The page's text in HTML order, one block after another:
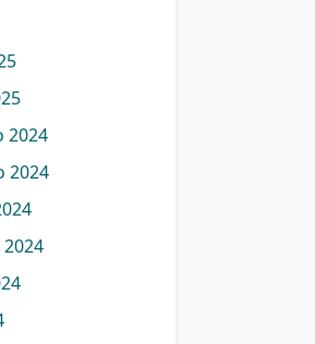
2024
2024